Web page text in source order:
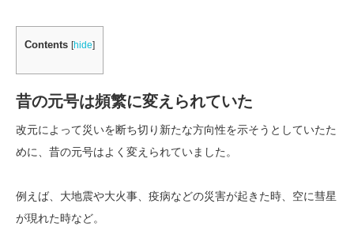
Contents [hide]
昔の元号は頻繁に変えられていた
改元によって災いを断ち切り新たな方向性を示そうとしていたた
めに、昔の元号はよく変えられていました。
例えば、大地震や大火事、疫病などの災害が起きた時、空に彗星
が現れた時など。